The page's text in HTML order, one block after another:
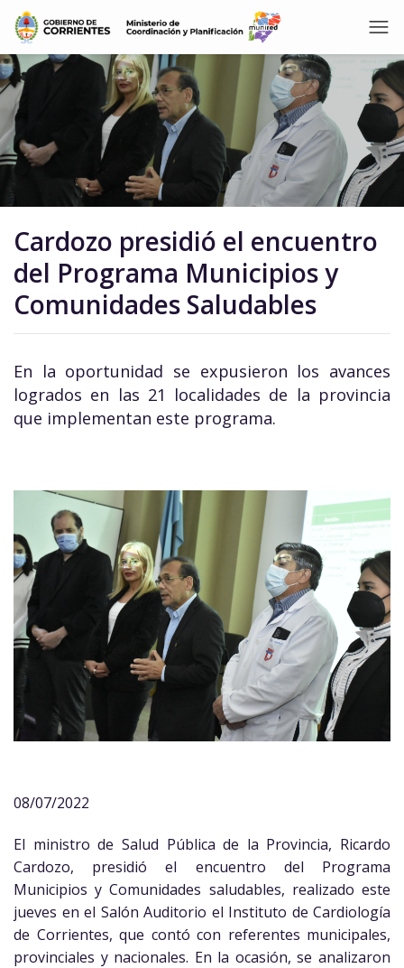
Cardozo presidió el encuentro
del Programa Municipios y
Comunidades Saludables
En la oportunidad se expusieron los avances
logrados en las 21 localidades de la provincia
que implementan este programa.
08/07/2022
El ministro de Salud Pública de la Provincia, Ricardo
Cardozo, presidió el encuentro del Programa
Municipios y Comunidades saludables, realizado este
jueves en el Salón Auditorio el Instituto de Cardiología
de Corrientes, que contó con referentes municipales,
provinciales y nacionales. En la ocasión, se analizaron